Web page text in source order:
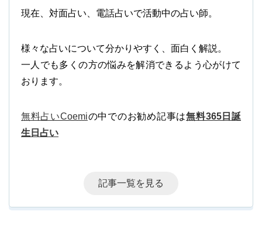
現在、対面占い、電話占いで活動中の占い師。
様々な占いについて分かりやすく、面白く解説。
一人でも多くの方の悩みを解消できるよう心がけて
おります。
無料占いCoemiの中でのお勧め記事は無料365日誕
生日占い
記事一覧を見る